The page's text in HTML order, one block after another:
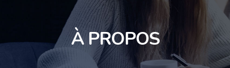
À PROPOS